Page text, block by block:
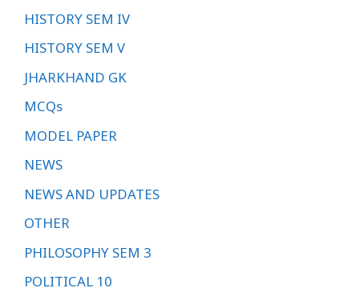
HISTORY SEM IV
HISTORY SEM V
JHARKHAND GK
MCQs
MODEL PAPER
NEWS
NEWS AND UPDATES
OTHER
PHILOSOPHY SEM 3
POLITICAL 10